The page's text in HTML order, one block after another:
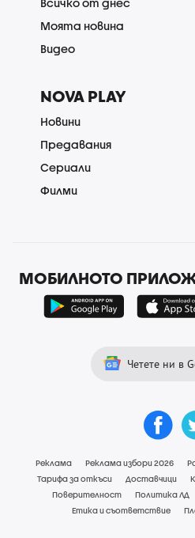
Всичко от днес
Моята новина
Видео
NOVA PLAY
Новини
Предавания
Сериали
Филми
МОБИЛНОТО
Четете ни в
Реклама Реклама избори 2026
Тарифа за откъси
Доставчици
Поверителност
Политика ЛД
Етика и съответствие